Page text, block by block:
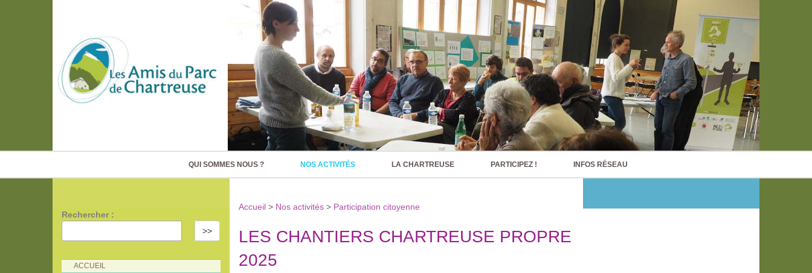
QUI SOMMES NOUS ? NOS ACTIVITÉS LA CHARTREUSE PARTICIPEZ ! INFOS RÉSEAU
Accueil > Nos activités> Participation citoyenne
LES CHANTIERS CHARTREUSE PROPRE
2025
Rechercher :
>>
ACCUEIL